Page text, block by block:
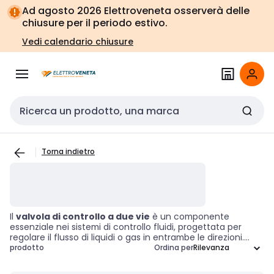
Vai alla
navigazione
Vai
alla
pagina
Ad agosto 2026 Elettroveneta osserverà delle
chiusure per il periodo estivo.
Vedi calendario chiusure
Cerca input
Torna indietro
Il valvola di controllo a due vie è un componente
essenziale nei sistemi di controllo fluidi, progettata per
regolare il flusso di liquidi o gas in entrambe le direzioni.
Grazie alla sua capacità di garantire un controllo preciso
prodotto Ordina per